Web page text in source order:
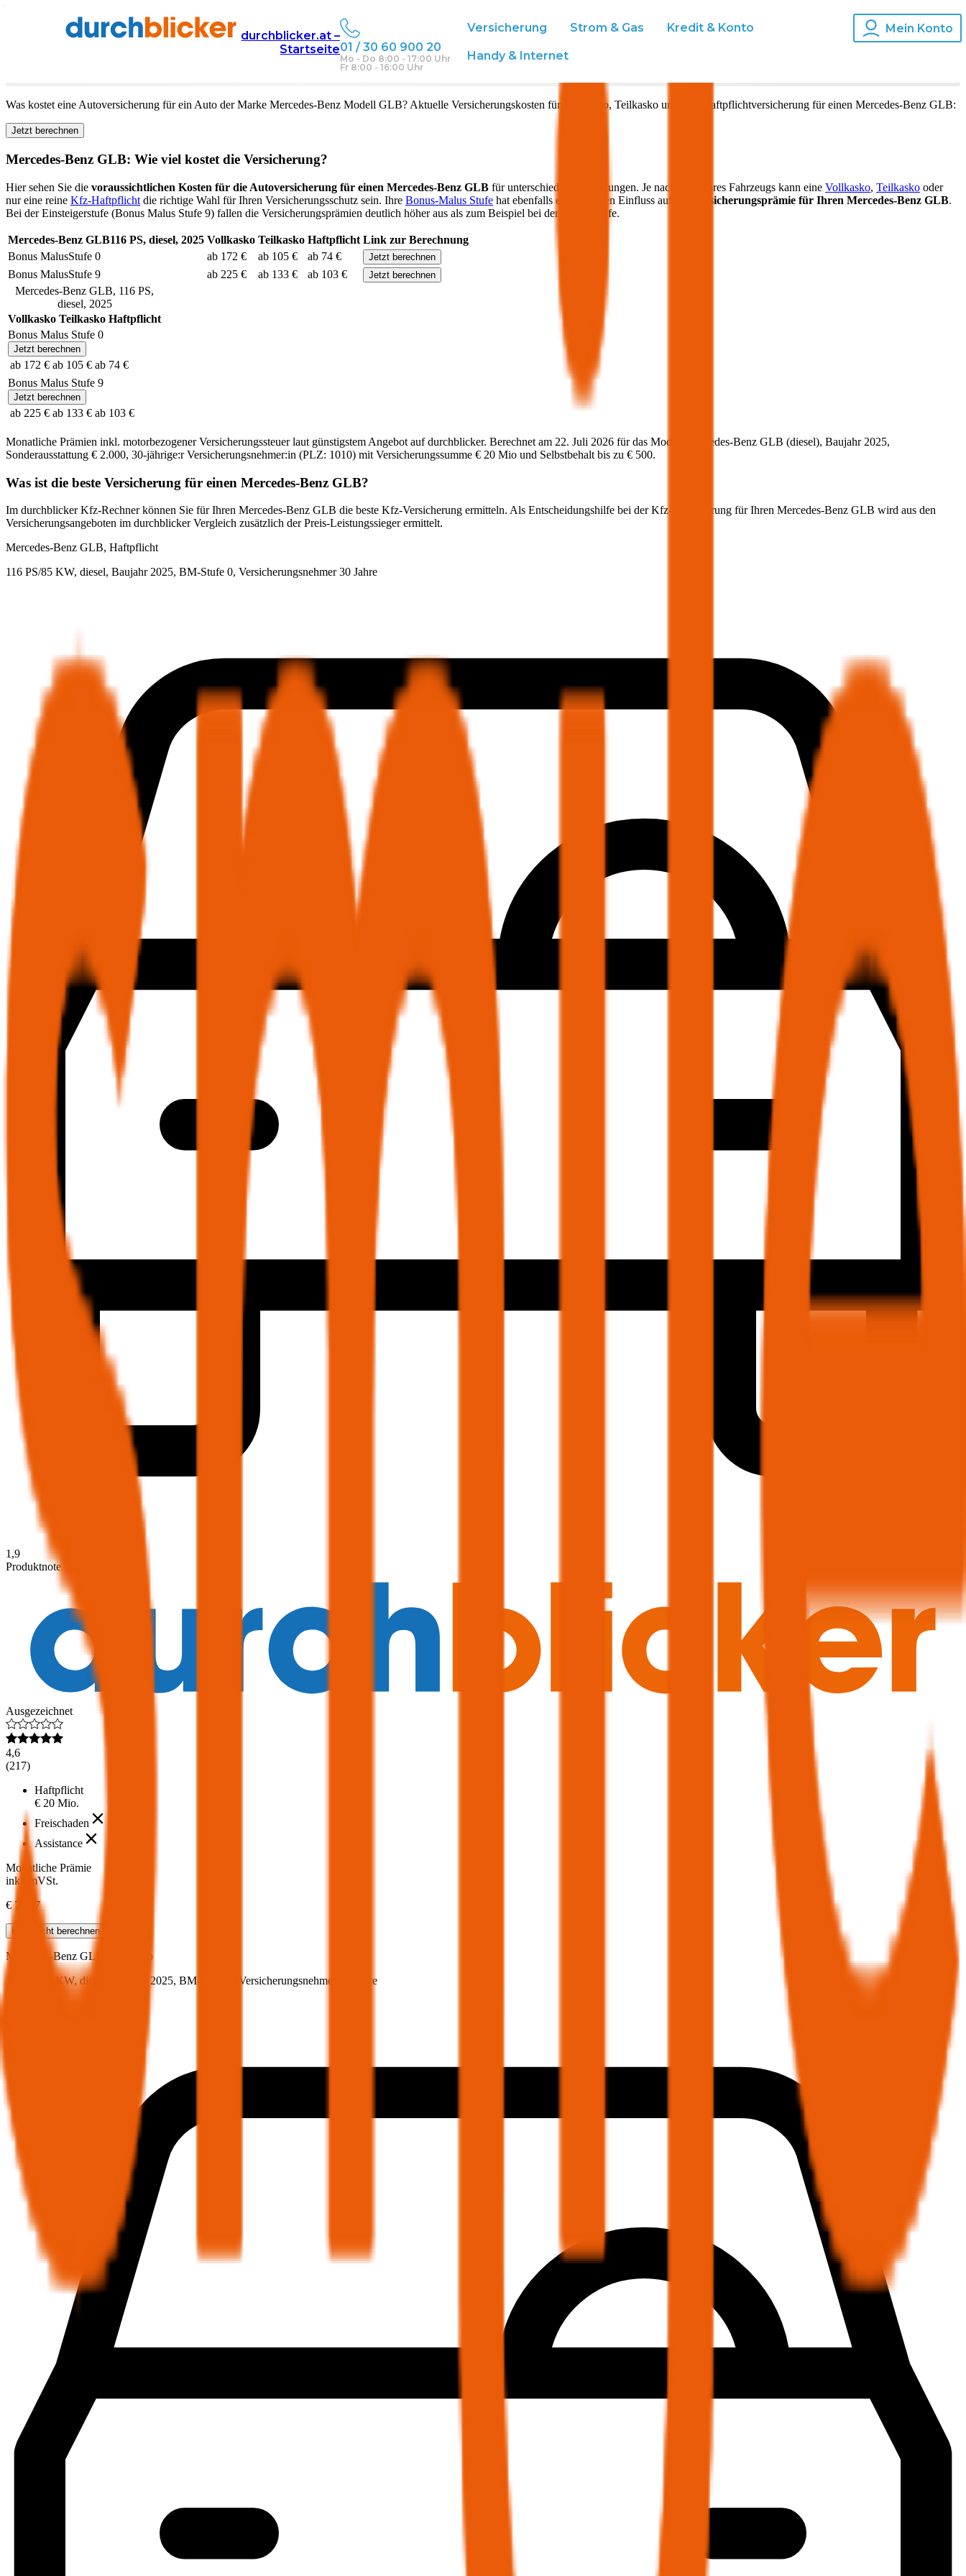
durchblicker.at –
Startseite01 / 30 60 900 20
Mo - Do 8:00 - 17:00 Uhr
Fr 8:00 - 16:00 Uhr
Versicherung Strom & Gas Kredit & Konto
Handy & Internet
Mein Konto
Autoversicherung Mercedes-Benz
Mercedes-Benz GLBin Österreich
Was kostet eine Autoversicherung für ein Auto der Marke Mercedes-Benz Modell GLB? Aktuelle Versicherungskosten für Vollkasko, Teilkasko und Kfz-Haftpflichtversicherung für einen Mercedes-Benz GLB:
Jetzt berechnen
Mercedes-Benz GLB: Wie viel kostet die Versicherung?
Hier sehen Sie die voraussichtlichen Kosten für die Autoversicherung für einen Mercedes-Benz GLB für unterschiedliche Deckungen. Je nach Alter Ihres Fahrzeugs kann eine Vollkasko, Teilkasko oder
nur eine reine Kfz-Haftpflicht die richtige Wahl für Ihren Versicherungsschutz sein. Ihre Bonus-Malus Stufe hat ebenfalls einen starken Einfluss auf die Versicherungsprämie für Ihren Mercedes-Benz GLB.
Bei der Einsteigerstufe (Bonus Malus Stufe 9) fallen die Versicherungsprämien deutlich höher aus als zum Beispiel bei der Nuller Stufe.
Mercedes-Benz GLB116 PS, diesel, 2025 Vollkasko Teilkasko Haftpflicht Link zur Berechnung
Bonus MalusStufe 0 ab 172 € ab 105 € ab 74 € Jetzt berechnen
Bonus MalusStufe 9 ab 225 € ab 133 € ab 103 € Jetzt berechnen
Mercedes-Benz GLB, 116 PS,
diesel, 2025
Vollkasko Teilkasko Haftpflicht
Bonus Malus Stufe 0
Jetzt berechnen
ab 172 € ab 105 € ab 74 €
Bonus Malus Stufe 9
Jetzt berechnen
ab 225 € ab 133 € ab 103 €
Monatliche Prämien inkl. motorbezogener Versicherungssteuer laut günstigstem Angebot auf durchblicker. Berechnet am 22. Juli 2026 für das Modell Mercedes-Benz GLB (diesel), Baujahr 2025,
Sonderausstattung € 2.000, 30-jährige:rVersicherungsnehmer:in (PLZ: 1010) mit Versicherungssumme € 20 Mio und Selbstbehalt bis zu € 500.
Was ist die beste Versicherung für einen Mercedes-Benz GLB?
Im durchblicker Kfz-Rechner können Sie für Ihren Mercedes-Benz GLB die beste Kfz-Versicherung ermitteln. Als Entscheidungshilfe bei der Kfz-Versicherung für Ihren Mercedes-Benz GLB wird aus den
Versicherungsangeboten im durchblicker Vergleich zusätzlich der Preis-Leistungssieger ermittelt.
Mercedes-Benz GLB, Haftpflicht
116 PS/85 KW, diesel, Baujahr 2025, BM-Stufe 0, Versicherungsnehmer 30 Jahre
1,9
Produktnote
Ausgezeichnet
4,6
(217)
Haftpflicht
€ 20 Mio.
Freischaden
Assistance
Monatliche Prämie
inkl. mVSt.
€ 74,07
Haftpflichtberechnen
Mercedes-Benz GLB, Teilkasko
116 PS/85 KW, diesel, Baujahr 2025, BM-Stufe , Versicherungsnehmer 30 Jahre